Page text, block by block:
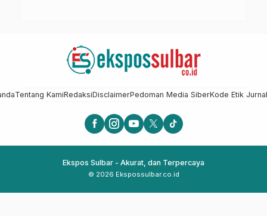
Tentang KamiRedaksiDisclaimerPedoman Media SiberKode Etik
Ekspos Sulbar - Akurat, dan Terpercaya
© 2026 Ekspossulbar.co.id